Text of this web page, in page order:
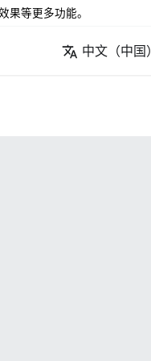
等更多功能。
中文（中国）